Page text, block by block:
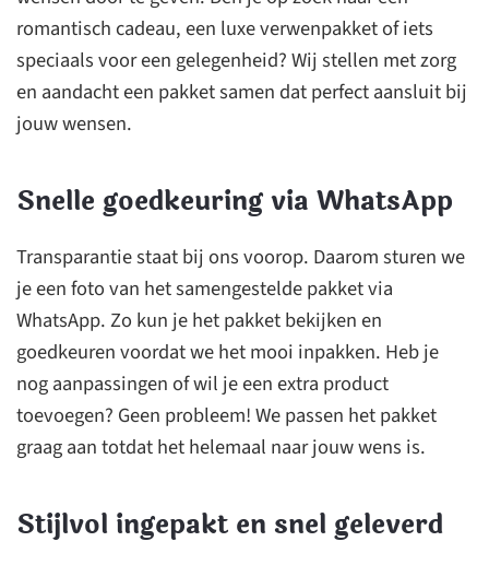
romantisch cadeau, een luxe verwenpakket of iets
speciaals voor een gelegenheid? Wij stellen met zorg
en aandacht een pakket samen dat perfect aansluit bij
jouw wensen.
Snelle goedkeuring via WhatsApp
Transparantie staat bij ons voorop. Daarom sturen we
je een foto van het samengestelde pakket via
WhatsApp. Zo kun je het pakket bekijken en
goedkeuren voordat we het mooi inpakken. Heb je
nog aanpassingen of wil je een extra product
toevoegen? Geen probleem! We passen het pakket
graag aan totdat het helemaal naar jouw wens is.
Stijlvol ingepakt en snel geleverd